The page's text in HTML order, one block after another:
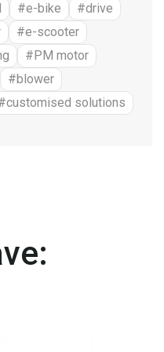
#e-bike
#drive
#e-scooter
#PM motor
#blower
solutions